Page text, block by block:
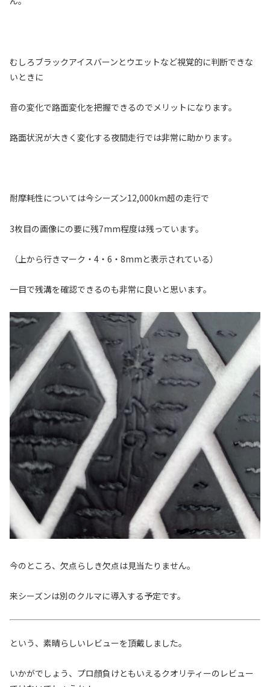
むしろブラックアイスバーンとウエットなど視覚的に判断できな
いときに
音の変化で路面変化を把握できるのでメリットになります。
路面状況が大きく変化する夜間走行では非常に助かります。
耐摩耗性については今シーズン12,000km超の走行で
3枚目の画像にの要に残7mm程度は残っています。
（上から行きマーク・4・6・8mmと表示されている）
一目で残溝を確認できるのも非常に良いと思います。
今のところ、欠点らしき欠点は見当たりません。
来シーズンは別のクルマに導入する予定です。
という、素晴らしいレビューを頂戴しました。
いかがでしょう、プロ顔負けともいえるクオリティーのレビュー